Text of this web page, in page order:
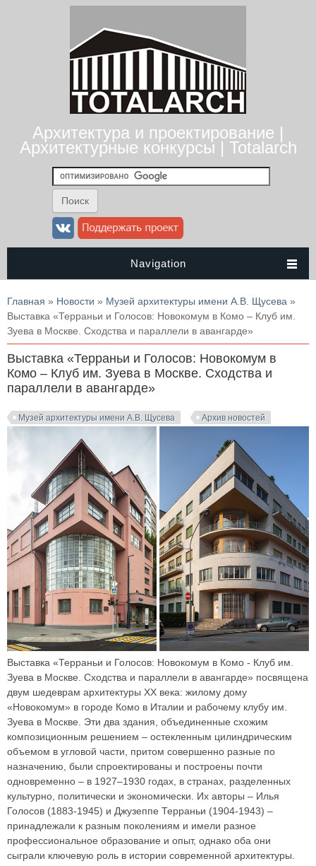
Архитектура и проектирование |
Архитектурные конкурсы | Totalarch
Navigation
Вы здесь
Главная » Новости » Музей архитектуры имени А.В. Щусева »
Выставка «Терраньи и Голосов: Новокомум в Комо – Клуб им.
Зуева в Москве. Сходства и параллели в авангарде»
Выставка «Терраньи и Голосов: Новокомум в
Комо – Клуб им. Зуева в Москве. Сходства и
параллели в авангарде»
Музей архитектуры имени А.В. Щусева Архив новостей
Выставка «Терраньи и Голосов: Новокомум в Комо - Клуб им.
Зуева в Москве. Сходства и параллели в авангарде» посвящена
двум шедеврам архитектуры ХХ века: жилому дому
«Новокомум» в городе Комо в Италии и рабочему клубу им.
Зуева в Москве. Эти два здания, объединенные схожим
композиционным решением – остекленным цилиндрическим
объемом в угловой части, притом совершенно разные по
назначению, были спроектированы и построены почти
одновременно – в 1927–1930 годах, в странах, разделенных
культурно, политически и экономически. Их авторы – Илья
Голосов (1883-1945) и Джузеппе Терраньи (1904-1943) –
принадлежали к разным поколениям и имели разное
профессиональное образование и опыт, однако оба они
сыграли ключевую роль в истории современной архитектуры.